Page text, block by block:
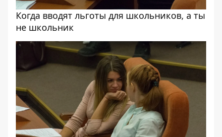
Когда вводят льготы для школьников, а ты
не школьник